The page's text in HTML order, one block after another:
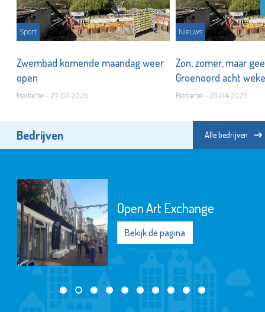
Sport
Zwembad komende maandag weer
open
Redactie - 27-07-2026
Nieuws
Zon, zomer, maar
Groenoord acht
Redactie - 20-04-2026
Bedrijven Alle bedrijven
Open Art Exchange
Bekijk de pagina